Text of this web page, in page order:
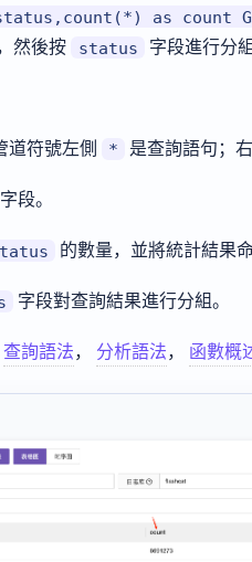
as count
然後按 status
字段進行分
道符號左側 *
是查詢語句；
段。
的數量，並將統計結果
字段對查詢結果進行分組。
查詢語法， 分析語法， 函數概